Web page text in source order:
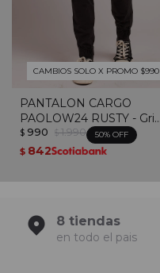
CAMBIOS SOLO X PROMO $990
PANTALON CARGO
PAOLOW24 RUSTY - Gris
Oscuro
$ 990 $ 1.990 50
$ 842
8 tiendas
en todo el pais